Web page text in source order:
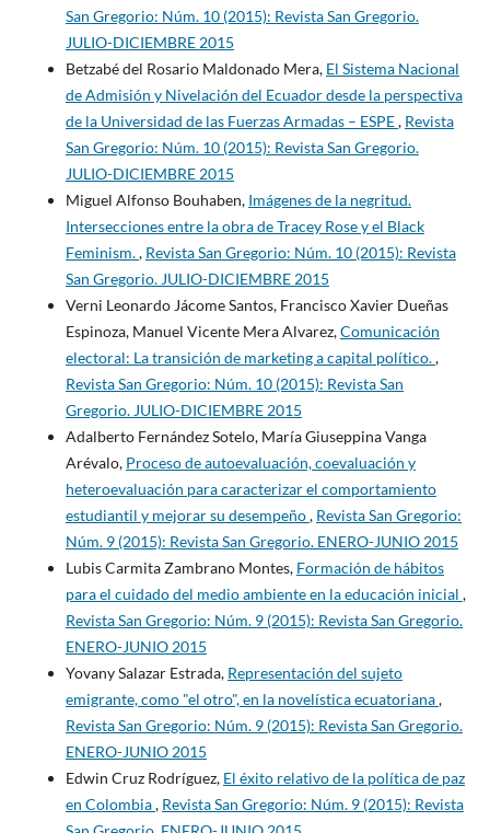
San Gregorio: Núm. 10 (2015): Revista San Gregorio.
JULIO-DICIEMBRE 2015
Betzabé del Rosario Maldonado Mera, El Sistema Nacional
de Admisión y Nivelación del Ecuador desde la perspectiva
de la Universidad de las Fuerzas Armadas – ESPE, Revista
San Gregorio: Núm. 10 (2015): Revista San Gregorio.
JULIO-DICIEMBRE 2015
Miguel Alfonso Bouhaben, Imágenes de la negritud.
Intersecciones entre la obra de Tracey Rose y el Black
Feminism., Revista San Gregorio: Núm. 10 (2015): Revista
San Gregorio. JULIO-DICIEMBRE 2015
Verni Leonardo Jácome Santos, Francisco Xavier Dueñas
Espinoza, Manuel Vicente Mera Alvarez,Comunicación
electoral: La transición de marketing a capital político.,
Revista San Gregorio: Núm. 10 (2015): Revista San
Gregorio. JULIO-DICIEMBRE 2015
Adalberto Fernández Sotelo, María Giuseppina Vanga
Arévalo, Proceso de autoevaluación, coevaluación y
heteroevaluación para caracterizar el comportamiento
estudiantil y mejorar su desempeño, Revista San Gregorio:
Núm. 9 (2015): Revista San Gregorio. ENERO-JUNIO 2015
Lubis Carmita Zambrano Montes, Formación de hábitos
para el cuidado del medio ambiente en la educación inicial ,
Revista San Gregorio: Núm. 9 (2015): Revista San Gregorio.
ENERO-JUNIO 2015
Yovany Salazar Estrada, Representación del sujeto
emigrante, como "el otro", en la novelística ecuatoriana,
Revista San Gregorio: Núm. 9 (2015): Revista San Gregorio.
ENERO-JUNIO 2015
Edwin Cruz Rodríguez, El éxito relativo de la política de paz
en Colombia, Revista San Gregorio: Núm. 9 (2015): Revista